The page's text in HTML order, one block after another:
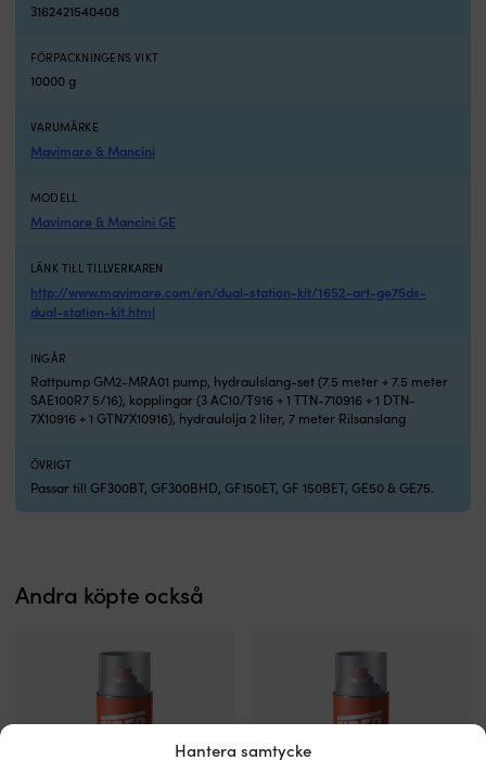
Hantera samtycke
3162421540408
FÖRPACKNINGENS VIKT
10000 g
VARUMÄRKE
Mavimare & Mancini
MODELL
Mavimare & Mancini GE
LÄNK TILL TILLVERKAREN
http://www.mavimare.com/en/dual-station-kit/1652-art-ge75ds-
dual-station-kit.html
INGÅR
Rattpump GM2-MRA01 pump, hydraulslang-set (7.5 meter + 7.5 meter
SAE100R7 5/16), kopplingar (3 AC10/T916 + 1 TTN-710916 + 1 DTN-
7X10916 + 1 GTN7X10916), hydraulolja 2 liter, 7 meter Rilsanslang
ÖVRIGT
Passar till GF300BT, GF300BHD, GF150ET, GF 150BET, GE50 & GE75.
Andra köpte också